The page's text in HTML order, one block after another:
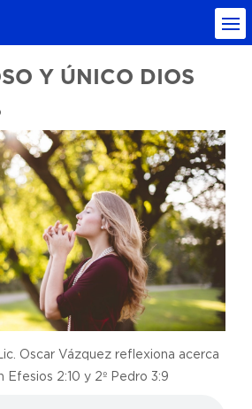
Y ÚNICO DIOS
Oscar Vázquez reflexiona acerca
Efesios 2:10 y 2º Pedro 3:9